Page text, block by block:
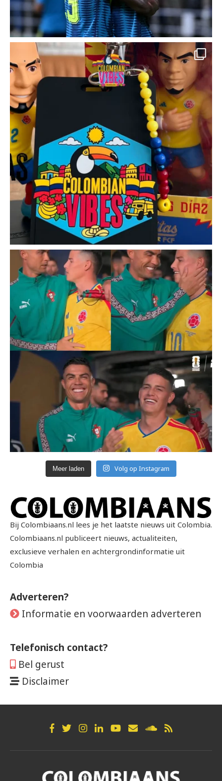
Meer laden Volg op Instagram
Bij Colombiaans.nl lees je het laatste nieuws uit Colombia.
Colombiaans.nl publiceert nieuws, actualiteiten,
exclusieve verhalen en achtergrondinformatie uit
Colombia
Adverteren?
Informatie en voorwaarden adverteren
Telefonisch contact?
Bel gerust
Disclaimer